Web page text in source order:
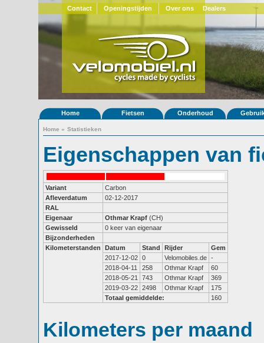
Contact Openingstijden Over ons Dealers
Home Fietsen Onderhoud
Home » Statistieken
Eigenschappen van
Variant
Carbon
Afleverdatum
02-12-2017
RAL
Eigenaar
Othmar Krapf (CH)
Gewisseld
0 keer van eigenaar
Bijzonderheden
Kilometerstanden
Datum Stand Rijder
Gem
2017-12-02 0 Velomobiles.de -
2018-04-11
258 Othmar Krapf
60
2018-05-21
743 Othmar Krapf
369
2019-03-22 2498 Othmar Krapf
175
Totaal gemiddelde:
160
Kilometers per maand